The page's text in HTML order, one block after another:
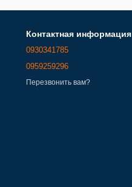
Контактная информация
0930341785
0959259296
Перезвонить вам?